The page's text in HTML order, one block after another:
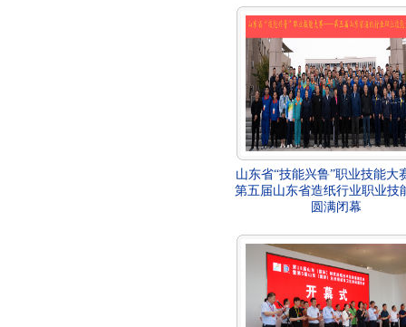
山东省“技能兴鲁”职业技能
第五届山东省造纸行业职业技
圆满闭幕